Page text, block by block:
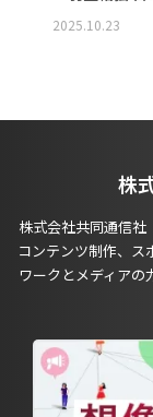
2025.10.23
株
株式会社共同通信社
コンテンツ制作、ス
ワークとメディア